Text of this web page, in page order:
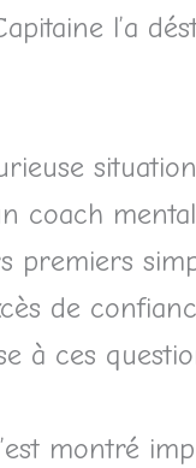
l’a
coach
de
à ces
montré